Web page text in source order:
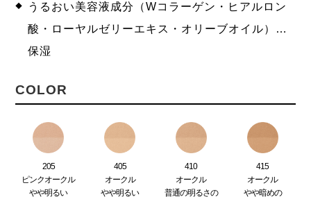
うるおい美容液成分（Wコラーゲン・ヒアルロン
酸・ローヤルゼリーエキス・オリーブオイル）…
保湿
COLOR
205
ピンクオークル
やや明るい
405
オークル
やや明るい
410
オークル
普通の明るさの
415
オークル
やや暗めの